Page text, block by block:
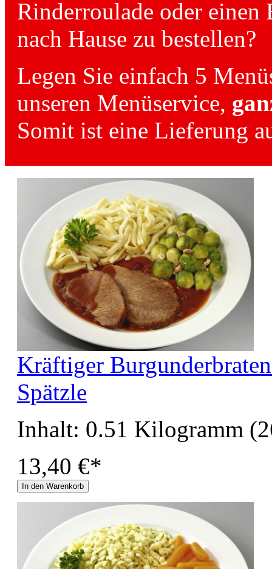
Rinderroulade oder
nach Hause zu bestellen?
Legen Sie einfach 5
unseren Menüservice,
Somit ist eine Lieferung
Kräftiger
Spätzle
Inhalt: 0.51 Kilogramm
13,40 €*
In den Warenkorb